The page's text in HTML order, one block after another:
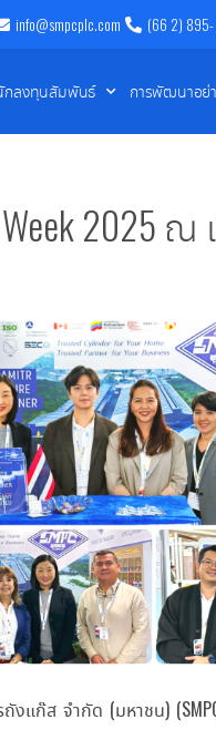
info@smpcplc.com (66 2) 895-
กลงทุนสัมพันธ์ การพัฒนาอย่
Week 2025
ส จำกัด (มหาชน)